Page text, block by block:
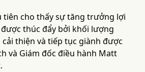
tiên cho thấy sự tăng trưởng lợi
thúc đẩy bởi khối lượng
thiện và tiếp tục giành được
và Giám đốc điều hành Matt